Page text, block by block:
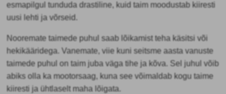
esmapilgul tunduda drastiline, kuid taim moodustab kiiresti
uusi lehti ja võrseid.
Nooremate taimede puhul saab lõikamist teha käsitsi või
hekikääridega. Vanemate, viie kuni seitsme aasta vanuste
taimede puhul on taim juba väga tihe ja kõva. Sel juhul võib
abiks olla ka mootorsaag, kuna see võimaldab kogu taime
kiiresti ja ühtlaselt maha lõigata.